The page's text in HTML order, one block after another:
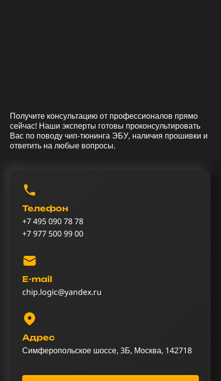
Получите консультацию от профессионалов прямо
сейчас! Наши эксперты готовы проконсультировать
Вас по поводу чип-тюнинга ЭБУ, наличия прошивки и
ответить на любые вопросы.
Телефон
+7 495 090 78 78
+7 977 500 99 00
E-mail
chip.logic@yandex.ru
Адрес
Симферопольское шоссе, 3Б, Москва, 142718